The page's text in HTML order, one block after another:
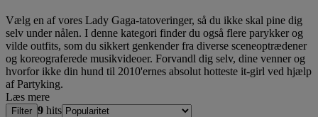
Vælg en af vores Lady Gaga-tatoveringer, så du ikke skal pine dig
selv under nålen. I denne kategori finder du også flere parykker og
vilde outfits, som du sikkert genkender fra diverse sceneoptrædener
og koreograferede musikvideoer. Forvandl dig selv, dine venner og
hvorfor ikke din hund til 2010'ernes absolut hotteste it-girl ved hjælp
af Partyking.
Læs mere
Filter 9 hits